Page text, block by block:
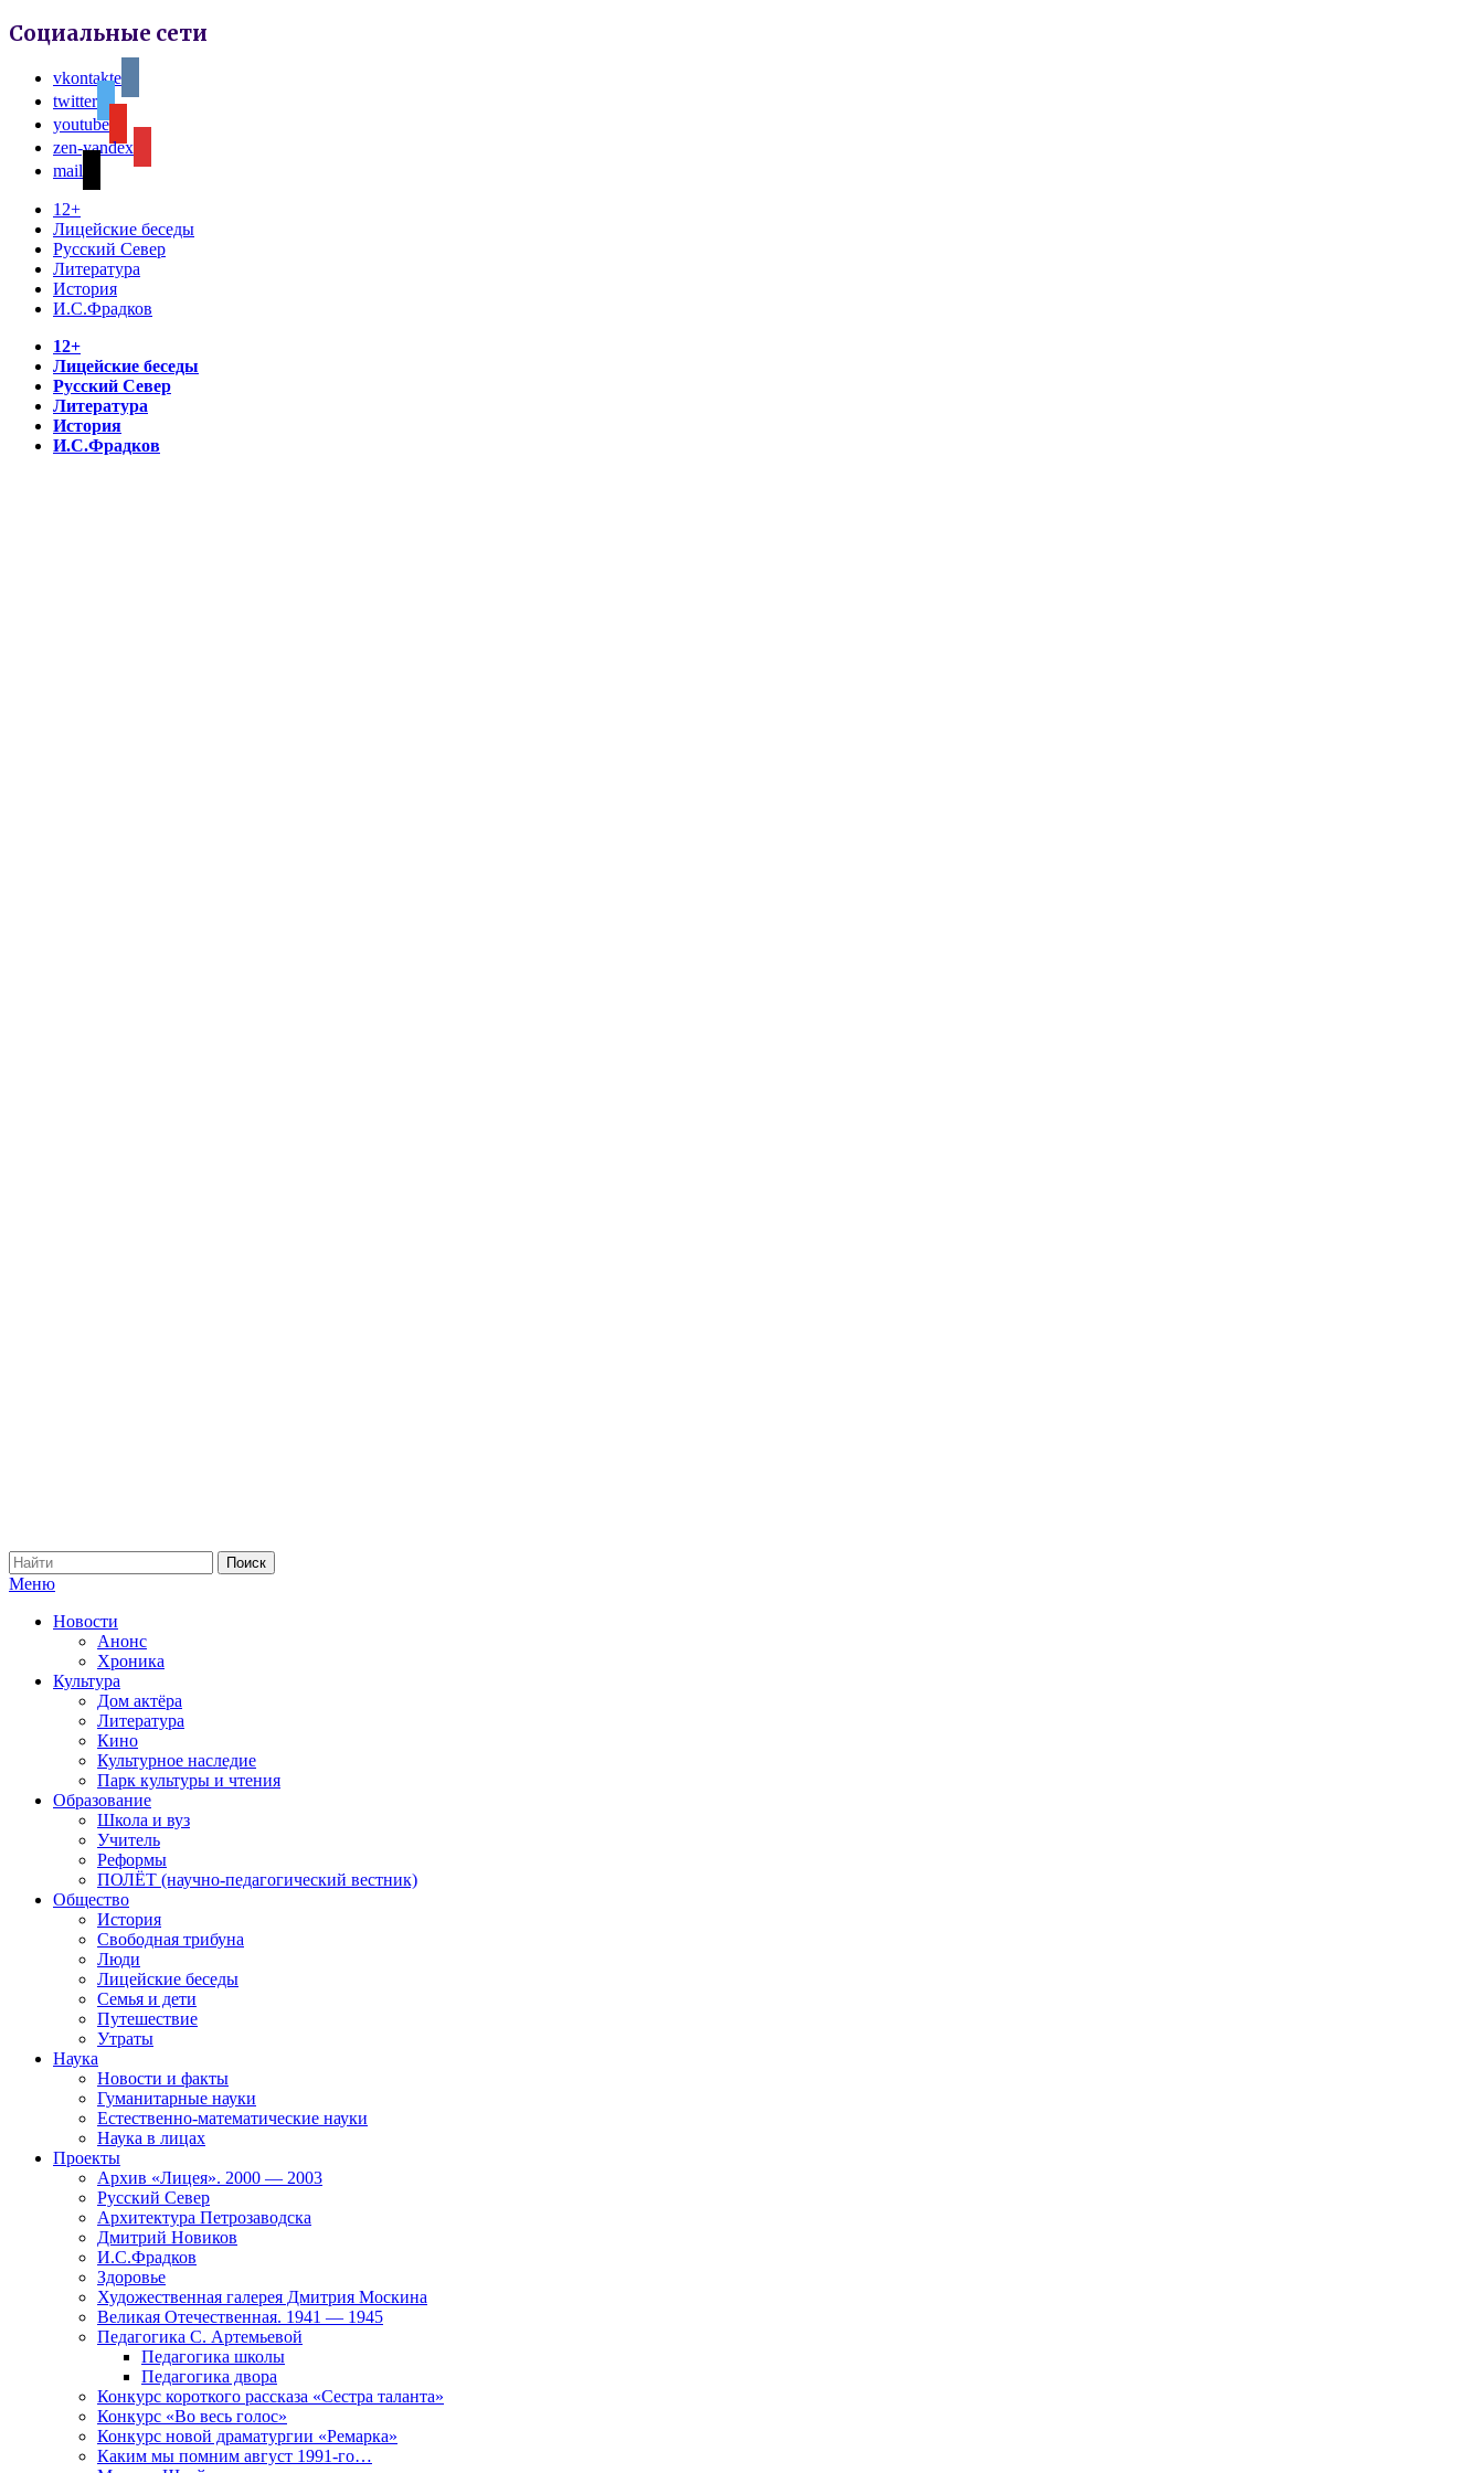
Социальные сети
vkontakte
twitter
youtube
zen-yandex
mail
12+
Лицейские беседы
Русский Север
Литература
История
И.С.Фрадков
12+
Лицейские беседы
Русский Север
Литература
История
И.С.Фрадков
Меню
Новости
Анонс
Хроника
Культура
Дом актёра
Литература
Кино
Культурное наследие
Парк культуры и чтения
Образование
Школа и вуз
Учитель
Реформы
ПОЛЁТ (научно-педагогический вестник)
Общество
История
Свободная трибуна
Люди
Лицейские беседы
Семья и дети
Путешествие
Утраты
Наука
Новости и факты
Гуманитарные науки
Естественно-математические науки
Наука в лицах
Проекты
Архив «Лицея». 2000 — 2003
Русский Север
Архитектура Петрозаводска
Дмитрий Новиков
И.С.Фрадков
Здоровье
Художественная галерея Дмитрия Москина
Великая Отечественная. 1941 — 1945
Педагогика С. Артемьевой
Педагогика школы
Педагогика двора
Конкурс короткого рассказа «Сестра таланта»
Конкурс «Во весь голос»
Конкурс новой драматургии «Ремарка»
Каким мы помним август 1991-го…